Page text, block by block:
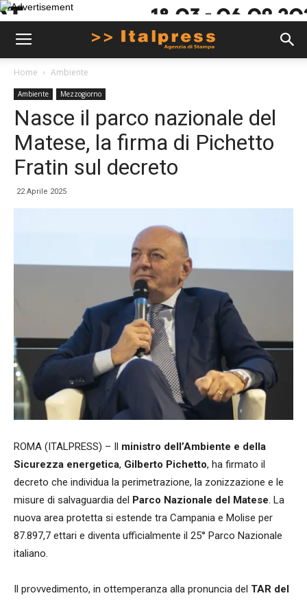
Home Ambiente
Ambiente Mezzogiorno
Nasce il parco nazionale del
Matese, la firma di Pichetto
Fratin sul decreto
22 Aprile 2025
ROMA (ITALPRESS) – Il ministro dell’Ambiente e della
Sicurezza energetica, Gilberto Pichetto, ha firmato il
decreto che individua la perimetrazione, la zonizzazione e le
misure di salvaguardia del Parco Nazionale del Matese. La
nuova area protetta si estende tra Campania e Molise per
87.897,7 ettari e diventa ufficialmente il 25° Parco Nazionale
italiano.
Il provvedimento, in ottemperanza alla pronuncia del TAR del